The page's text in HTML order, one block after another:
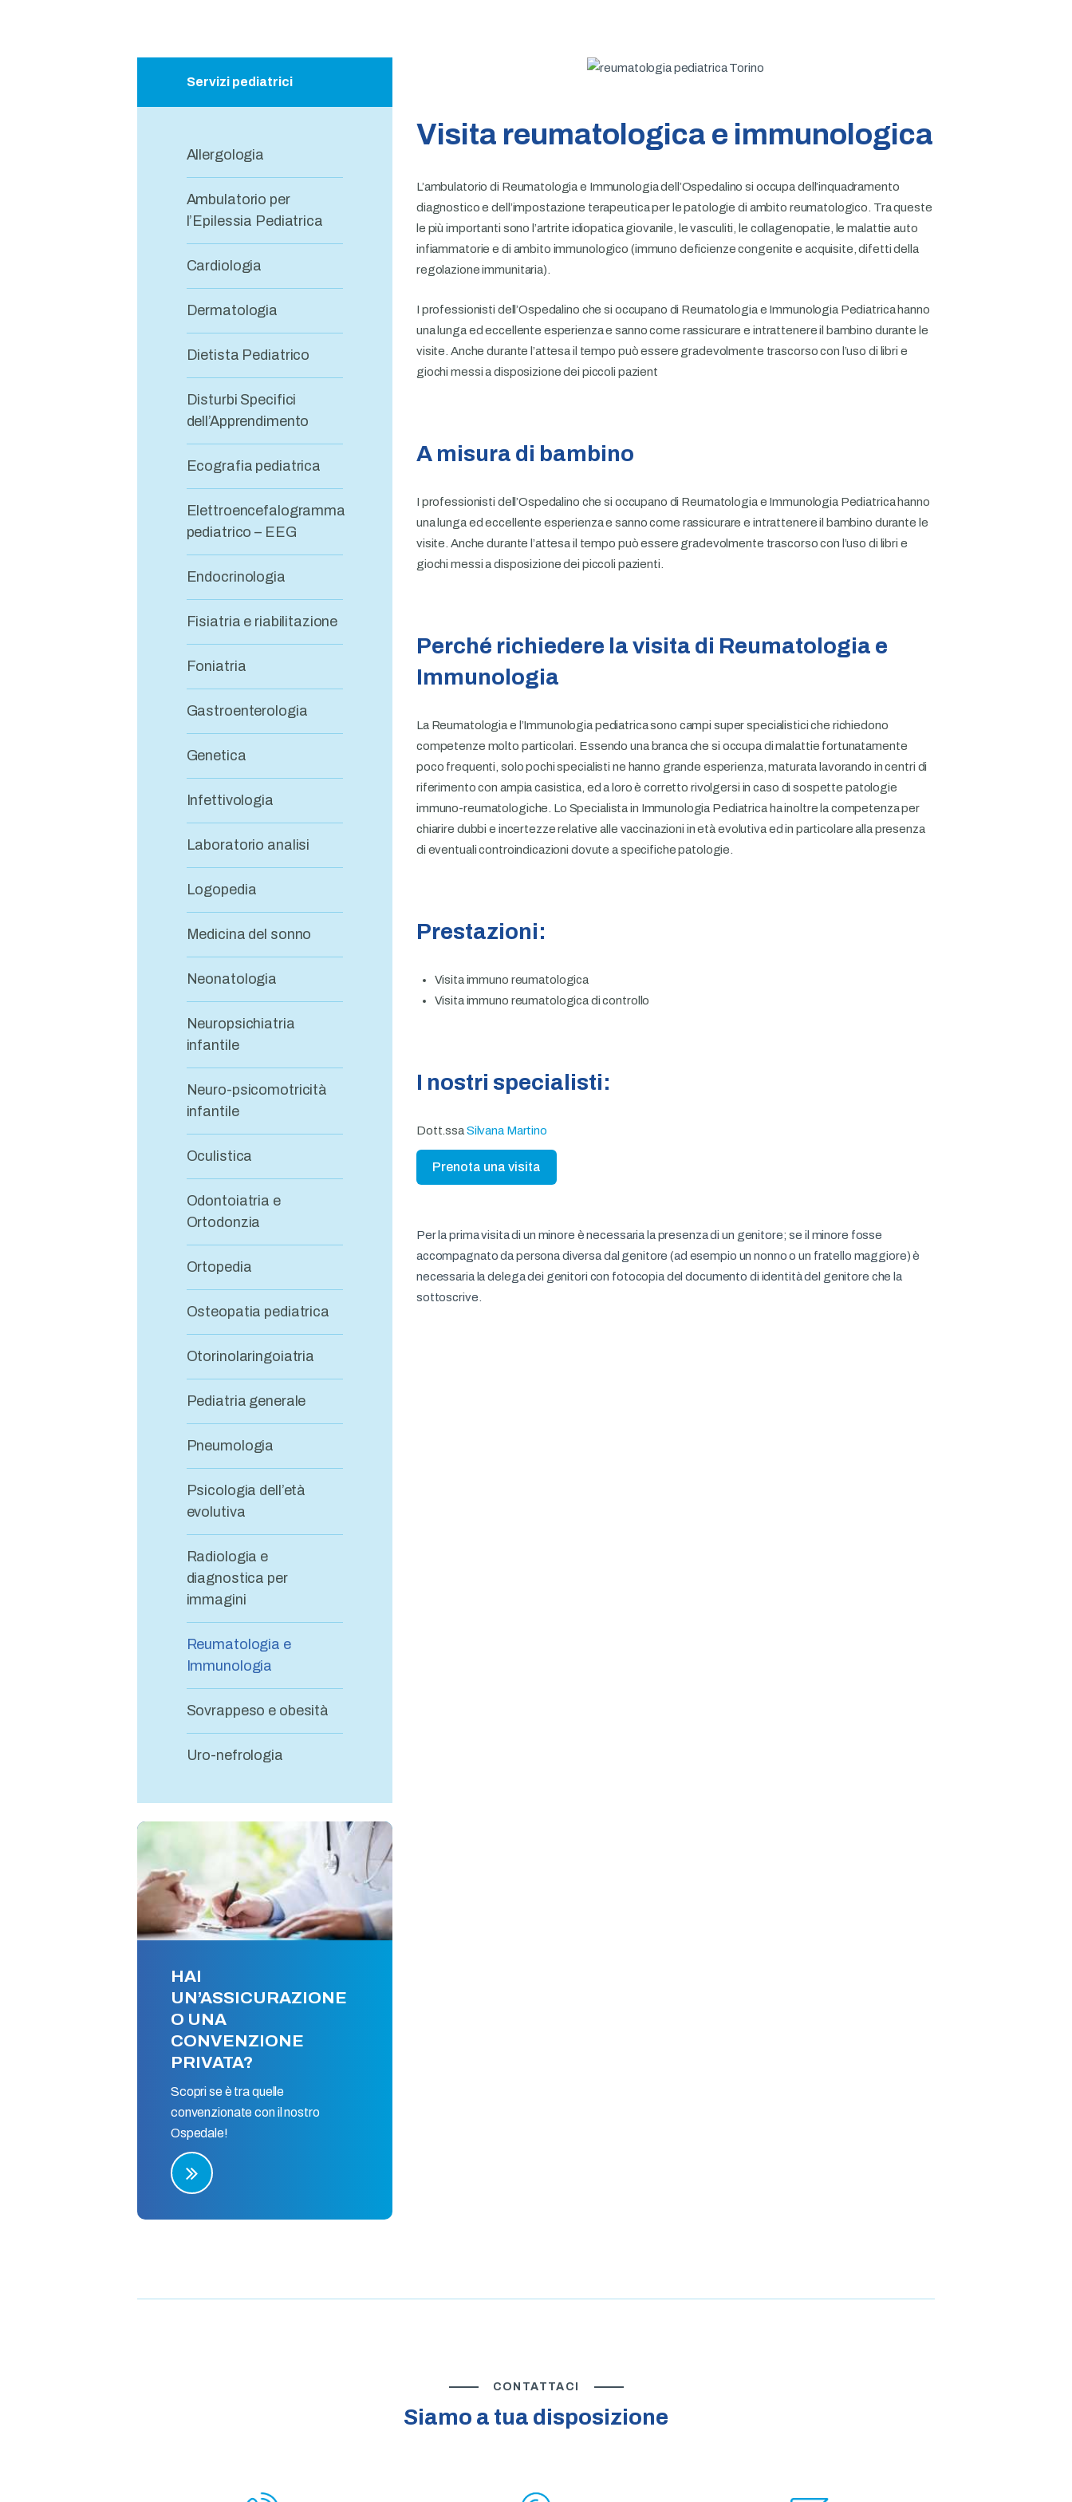
Visita reumatologica e immunologica
L’ambulatorio di Reumatologia e Immunologia dell’Ospedalino si occupa dell’inquadramento
diagnostico e dell’impostazione terapeutica per le patologie di ambito reumatologico. Tra queste
le più importanti sono l’artrite idiopatica giovanile, le vasculiti, le collagenopatie, le malattie auto
infiammatorie e di ambito immunologico (immuno deficienze congenite e acquisite, difetti della
regolazione immunitaria).
I professionisti dell’Ospedalino che si occupano di Reumatologia e Immunologia Pediatrica hanno
una lunga ed eccellente esperienza e sanno come rassicurare e intrattenere il bambino durante le
visite. Anche durante l’attesa il tempo può essere gradevolmente trascorso con l’uso di libri e
giochi messi a disposizione dei piccoli pazient
A misura di bambino
I professionisti dell’Ospedalino che si occupano di Reumatologia e Immunologia Pediatrica hanno
una lunga ed eccellente esperienza e sanno come rassicurare e intrattenere il bambino durante le
visite. Anche durante l’attesa il tempo può essere gradevolmente trascorso con l’uso di libri e
giochi messi a disposizione dei piccoli pazienti.
Perché richiedere la visita di Reumatologia e
Immunologia
La Reumatologia e l’Immunologia pediatrica sono campi super specialistici che richiedono
competenze molto particolari. Essendo una branca che si occupa di malattie fortunatamente
poco frequenti, solo pochi specialisti ne hanno grande esperienza, maturata lavorando in centri di
riferimento con ampia casistica, ed a loro è corretto rivolgersi in caso di sospette patologie
immuno-reumatologiche. Lo Specialista in Immunologia Pediatrica ha inoltre la competenza per
chiarire dubbi e incertezze relative alle vaccinazioni in età evolutiva ed in particolare alla presenza
di eventuali controindicazioni dovute a specifiche patologie.
Prestazioni:
Visita immuno reumatologica
Visita immuno reumatologica di controllo
I nostri specialisti:
Dott.ssaSilvana Martino
Prenota una visita
Per la prima visita di un minore è necessaria la presenza di un genitore; se il minore fosse
accompagnato da persona diversa dal genitore (ad esempio un nonno o un fratello maggiore) è
necessaria la delega dei genitori con fotocopia del documento di identità del genitore che la
sottoscrive.
Servizi pediatrici
Allergologia
Ambulatorio per
l’Epilessia Pediatrica
Cardiologia
Dermatologia
Dietista Pediatrico
Disturbi Specifici
dell’Apprendimento
Ecografia pediatrica
Elettroencefalogramma
pediatrico – EEG
Endocrinologia
Fisiatria e riabilitazione
Foniatria
Gastroenterologia
Genetica
Infettivologia
Laboratorio analisi
Logopedia
Medicina del sonno
Neonatologia
Neuropsichiatria
infantile
Neuro-psicomotricità
infantile
Oculistica
Odontoiatria e
Ortodonzia
Ortopedia
Osteopatia pediatrica
Otorinolaringoiatria
Pediatria generale
Pneumologia
Psicologia dell’età
evolutiva
Radiologia e
diagnostica per
immagini
Reumatologia e
Immunologia
Sovrappeso e obesità
Uro-nefrologia
HAI
UN’ASSICURAZIONE
O UNA
CONVENZIONE
PRIVATA?
Scopri se è tra quelle
convenzionate con il nostro
Ospedale!
CONTATTACI
Siamo a tua disposizione